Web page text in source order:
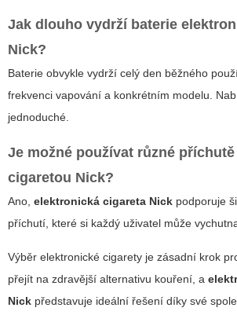
Jak dlouho vydrží baterie
Nick?
Baterie obvykle vydrží celý den běžného
frekvenci vapování a konkrétním modelu.
jednoduché.
Je možné používat různé
cigaretou Nick?
Ano, elektronická cigareta Nick podporuje
příchutí, které si každý uživatel může
Výběr elektronické cigarety je zásadní krok
přejít na zdravější alternativu kouření, a
Nick představuje ideální řešení díky své